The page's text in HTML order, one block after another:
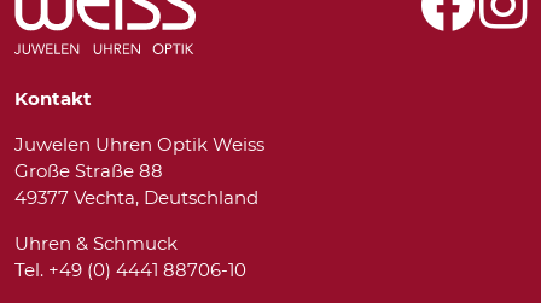
Kontakt
Juwelen Uhren Optik Weiss
Große Straße 88
49377 Vechta, Deutschland
Uhren & Schmuck
Tel. +49 (0) 4441 88706-10